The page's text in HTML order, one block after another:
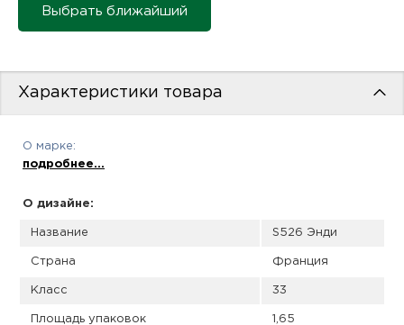
Выбрать ближайший
Характеристики товара
О марке:
подробнее...
О дизайне:
Название S526 Энди
Страна Франция
Класс 33
Площадь упаковок 1,65